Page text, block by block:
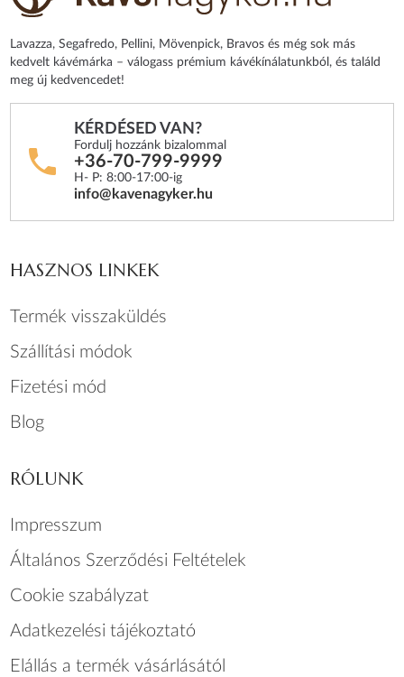
Lavazza, Segafredo, Pellini, Mövenpick, Bravos és még sok más
kedvelt kávémárka – válogass prémium kávékínálatunkból, és találd
meg új kedvencedet!
KÉRDÉSED VAN?
Fordulj hozzánk bizalommal
+36-70-799-9999
H- P: 8:00-17:00-ig
info@kavenagyker.hu
HASZNOS LINKEK
Termék visszaküldés
Szállítási módok
Fizetési mód
Blog
RÓLUNK
Impresszum
Általános Szerződési Feltételek
Cookie szabályzat
Adatkezelési tájékoztató
Elállás a termék vásárlásától